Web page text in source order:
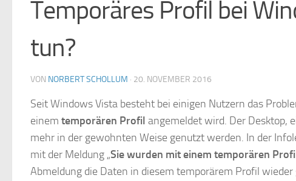
Temporäres Profil bei
tun?
VON NORBERT SCHOLLUM · 20. NOVEMBER 2016
Seit Windows Vista besteht bei einigen Nutzern das
einem temporären Profil angemeldet wird. Der Desktop,
mehr in der gewohnten Weise genutzt werden. In der
mit der Meldung „Sie wurden mit einem temporären
Abmeldung die Daten in diesem temporärem Profil